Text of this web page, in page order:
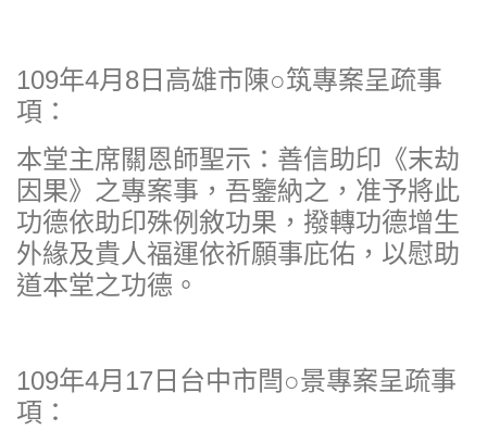
109年4月8日高雄市陳○筑專案呈疏事
項：
本堂主席關恩師聖示：善信助印《末劫
因果》之專案事，吾鑒納之，准予將此
功德依助印殊例敘功果，撥轉功德增生
外緣及貴人福運依祈願事庇佑，以慰助
道本堂之功德。
109年4月17日台中市閆○景專案呈疏事
項：